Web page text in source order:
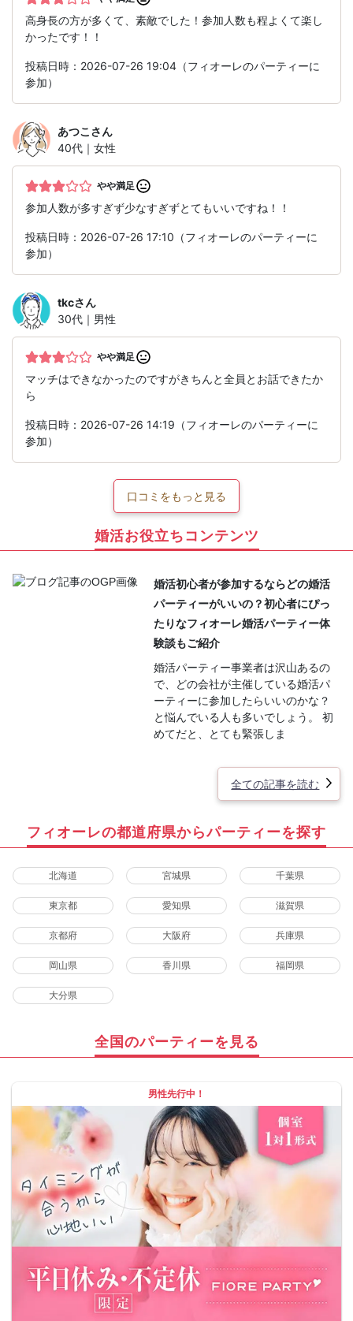
高身長の方が多くて、素敵でした！参加人数も程よくて楽し
かったです！！
投稿日時：2026-07-26 19:04（フィオーレのパーティーに
参加）
あつこ さん
40代｜女性
やや満足
参加人数が多すぎず少なすぎずとてもいいですね！！
投稿日時：2026-07-26 17:10（フィオーレのパーティーに
参加）
tkcさん
30代｜男性
やや満足
マッチはできなかったのですがきちんと全員とお話できたか
ら
投稿日時：2026-07-26 14:19（フィオーレのパーティーに
参加）
口コミをもっと見る
婚活お役立ちコンテンツ
婚活初心者が参加するならどの婚活
パーティーがいいの？初心者にぴっ
たりなフィオーレ婚活パーティー体
験談もご紹介
婚活パーティー事業者は沢山あるの
で、どの会社が主催している婚活パ
ーティーに参加したらいいのかな？
と悩んでいる人も多いでしょう。 初
めてだと、とても緊張しま
全ての記事を読む
フィオーレの都道府県からパーティーを探す
北海道 宮城県 千葉県
東京都 愛知県 滋賀県
京都府 大阪府 兵庫県
岡山県 香川県 福岡県
大分県
全国のパーティーを見る
男性先行中！